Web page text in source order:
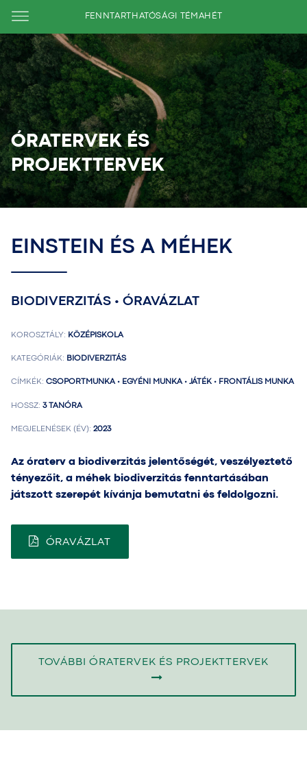
FENNTARTHATÓSÁGI TÉMAHÉT
ÓRATERVEK ÉS
PROJEKTTERVEK
EINSTEIN ÉS A MÉHEK
BIODIVERZITÁS • ÓRAVÁZLAT
KOROSZTÁLY: KÖZÉPISKOLA
KATEGÓRIÁK: BIODIVERZITÁS
CÍMKÉK: CSOPORTMUNKA • EGYÉNI MUNKA • JÁTÉK • FRONTÁLIS MUNKA
HOSSZ: 3 TANÓRA
MEGJELENÉSEK (ÉV): 2023
Az óraterv a biodiverzitás jelentőségét, veszélyeztető
tényezőit, a méhek biodiverzitás fenntartásában
játszott szerepét kívánja bemutatni és feldolgozni.
ÓRAVÁZLAT
TOVÁBBI ÓRATERVEK ÉS PROJEKTTERVEK